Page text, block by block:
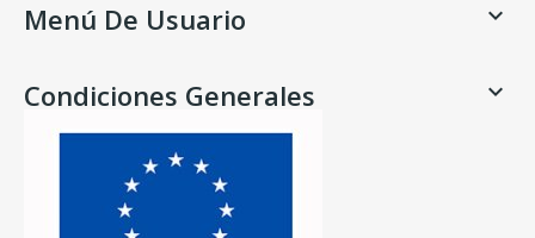
Menú De Usuario 
Condiciones Generales 